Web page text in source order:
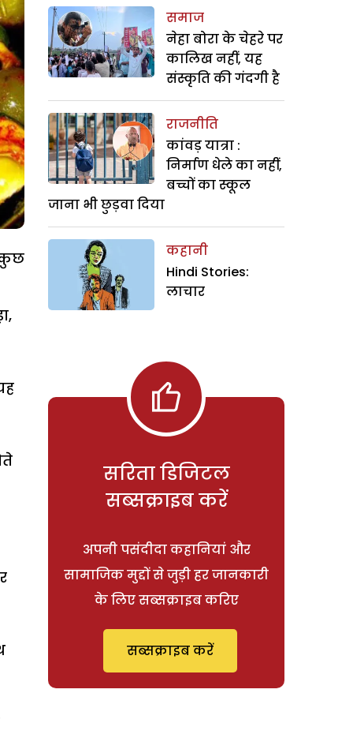
कुछ
समाज
नेहा बोरा के चेहरे पर
कालिख नहीं, यह
संस्कृति की गंदगी है
राजनीति
कांवड़ यात्रा :
निर्माण धेले का नहीं,
बच्चों का स्कूल
जाना भी छुड़वा दिया
कहानी
Hindi Stories:
लाचार
सरिता डिजिटल
सब्सक्राइब करें
अपनी पसंदीदा कहानियां और
सामाजिक मुद्दों से जुड़ी हर जानकारी
के लिए सब्सक्राइब करिए
सब्सक्राइब करें